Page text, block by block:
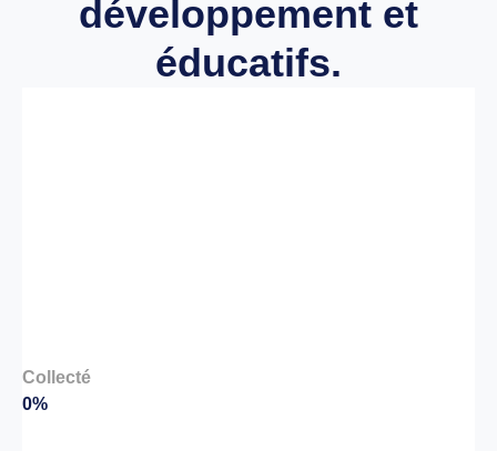
développement et
éducatifs.
Collecté
0%